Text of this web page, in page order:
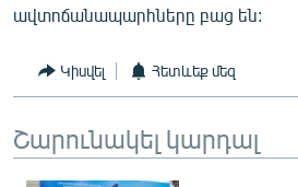
Հայերեն
Русский
ՀԵՏԵՎԵՔ ՄԵԶ
ավտոճանապարհները բաց են:
Կիսվել Հետևեք մեզ
Շարունակել կարդալ